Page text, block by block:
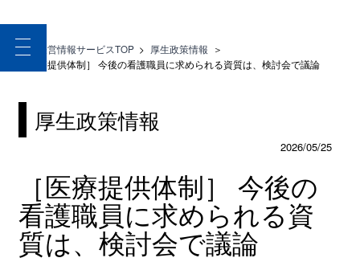
toggle
navigation
医療経営情報サービスTOP > 厚生政策情報 ＞
［医療提供体制］ 今後の看護職員に求められる資質は、検討会で議論
厚生政策情報
2026/05/25
［医療提供体制］ 今後の
看護職員に求められる資
質は、検討会で議論